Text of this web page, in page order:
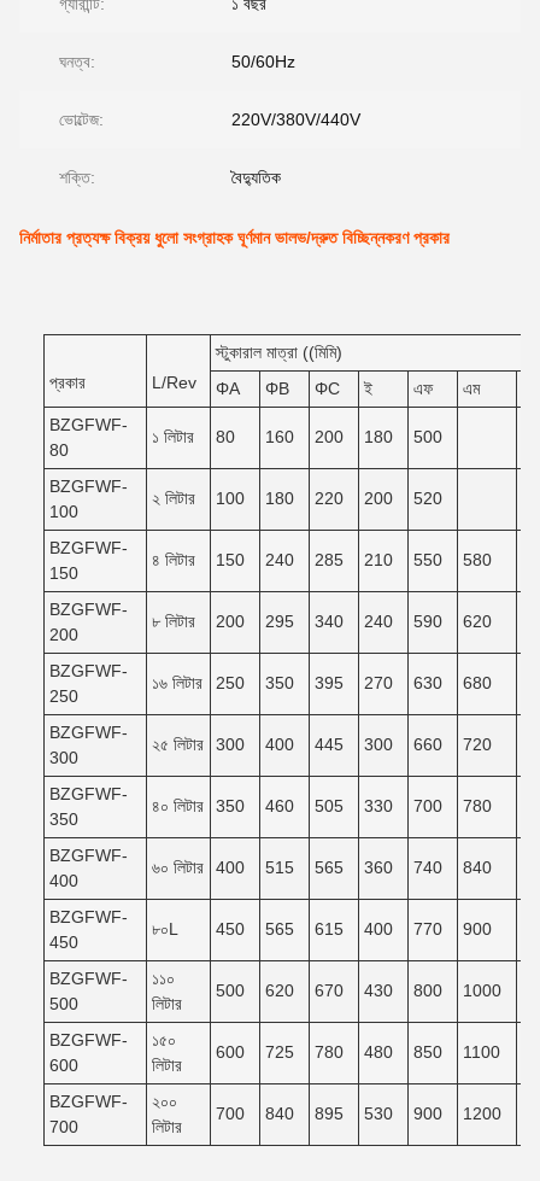
ঘনত্ব: 50/60Hz
ভোল্টেজ: 220V/380V/440V
শক্তি: বৈদ্যুতিক
নির্মাতার প্রত্যক্ষ বিক্রয় ধুলো সংগ্রাহক ঘূর্ণমান ভালভ/দ্রুত বিচ্ছিন্নকরণ প্রকার
প্রকার L/Rev
স্টুকারাল মাত্রা ((মিমি)
ΦA
ΦB ΦC ই এফ এম
BZGFWF-
80
১ লিটার 80 160 200 180 500
BZGFWF-
100
২ লিটার 100 180 220 200 520
BZGFWF-
150
৪ লিটার 150 240 285 210 550 580
BZGFWF-
200
৮ লিটার 200 295 340 240 590 620
BZGFWF-
250
১৬ লিটার 250 350 395 270 630 680
BZGFWF-
300
২৫ লিটার 300 400 445 300 660 720
BZGFWF-
350
৪০ লিটার 350 460 505 330 700 780
BZGFWF-
400
৬০ লিটার 400 515 565 360 740 840
BZGFWF-
450
৮০L 450 565 615 400 770 900
BZGFWF-
500
১১০
লিটার
500 620 670 430 800 1000
BZGFWF-
600
১৫০
লিটার
600 725 780 480 850 1100
BZGFWF-
700
২০০
লিটার
700 840 895 530 900 1200